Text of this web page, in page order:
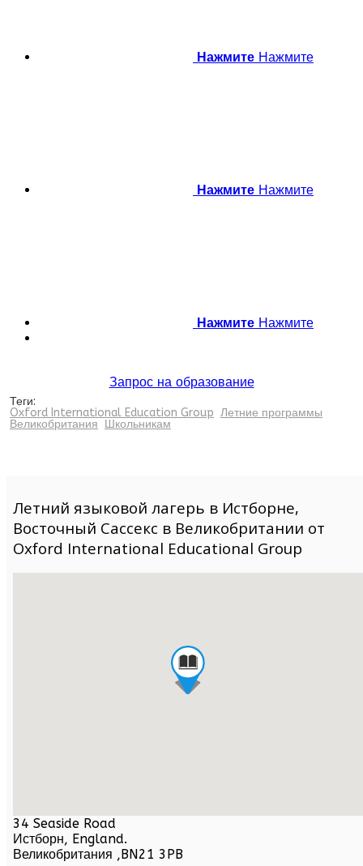
Нажмите Нажмите
Нажмите Нажмите
Нажмите Нажмите
Запрос на образование
Теги:
Oxford International Education Group Летние программы
Великобритания Школьникам
Летний языковой лагерь в Истборне,
Восточный Сассекс в Великобритании от
Oxford International Educational Group
34 Seaside Road
Истборн, England.
Великобритания , BN21 3PB